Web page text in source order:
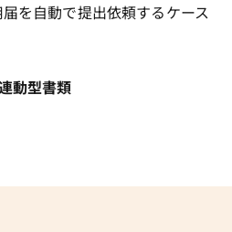
を自動で提出依頼するケース